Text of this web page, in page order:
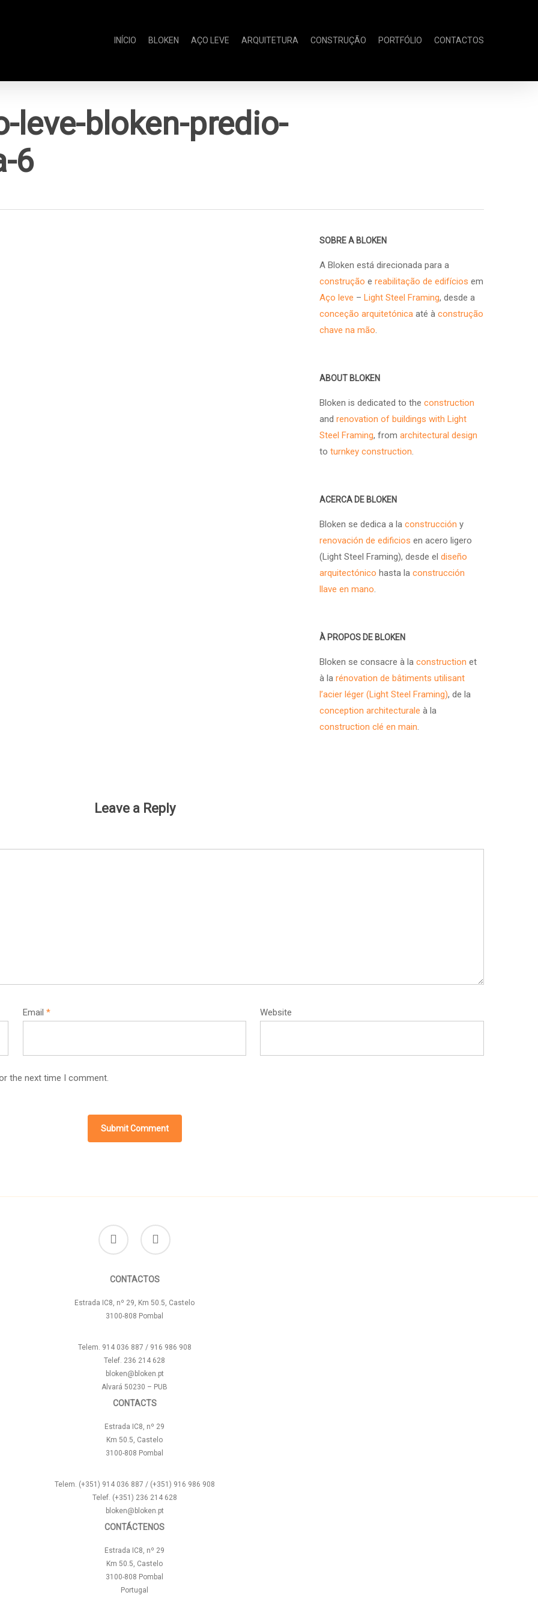
INÍCIO BLOKEN AÇO LEVE ARQUITETURA CONSTRUÇÃO PORTFÓLIO CONTACTOS
leve-bloken-predio-
6
SOBRE A BLOKEN
A Bloken está direcionada para a
construção ereabilitação de edifícios em
Aço leve –Light Steel Framing, desde a
conceção arquitetónica até àconstrução
chave na mão.
ABOUT BLOKEN
Bloken is dedicated to theconstruction
andrenovation of buildings with Light
Steel Framing, fromarchitectural design
toturnkey construction.
ACERCA DE BLOKEN
Bloken se dedica a laconstrucción y
renovación de edificios en acero ligero
(Light Steel Framing), desde eldiseño
arquitectónico hasta laconstrucción
llave en mano.
À PROPOS DE BLOKEN
Bloken se consacre à laconstruction et
à larénovation de bâtiments utilisant
l’acier léger (Light Steel Framing), de la
conception architecturale à la
construction clé en main.
Leave a Reply
Email * Website
the next time I comment.
facebook instagram
CONTACTOS
Estrada IC8, nº 29, Km 50.5, Castelo
3100-808 Pombal
Telem. 914 036 887 / 916 986 908
Telef. 236 214 628
bloken@bloken.pt
Alvará 50230 – PUB
CONTACTS
Estrada IC8, nº 29
Km 50.5, Castelo
3100-808 Pombal
Telem. (+351) 914 036 887 / (+351) 916 986 908
Telef. (+351) 236 214 628
bloken@bloken.pt
CONTÁCTENOS
Estrada IC8, nº 29
Km 50.5, Castelo
3100-808 Pombal
Portugal